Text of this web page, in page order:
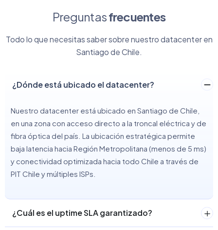
Preguntasfrecuentes
Todo lo que necesitas saber sobre nuestro datacenter en
Santiago de Chile.
¿Dónde está ubicado el datacenter?
Nuestro datacenter está ubicado en Santiago de Chile,
en una zona con acceso directo a la troncal eléctrica y de
fibra óptica del país. La ubicación estratégica permite
baja latencia hacia Región Metropolitana (menos de 5 ms)
y conectividad optimizada hacia todo Chile a través de
PIT Chile y múltiples ISPs.
¿Cuál es el uptime SLA garantizado?